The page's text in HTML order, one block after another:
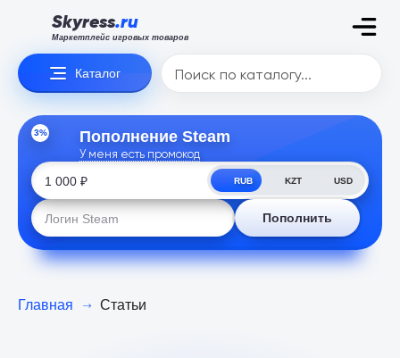
Skyress.ru
Маркетплейс игровых товаров
Каталог
3% Пополнение Steam
У меня есть промокод
RUB KZT USD
Пополнить
Главная Статьи